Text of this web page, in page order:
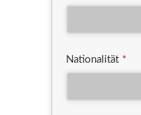
Nationalität *